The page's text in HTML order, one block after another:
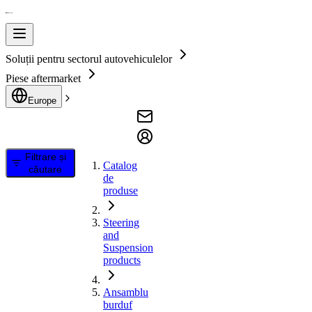
Soluții pentru sectorul autovehiculelor
Piese aftermarket
Europe
Filtrare și
căutare
Catalog
de
produse
Steering
and
Suspension
products
Ansamblu
burduf